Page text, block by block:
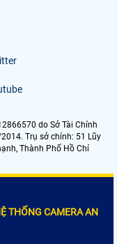
do Sở Tài Chính
Trụ sở chính: 51 Lũy
Thành Phố Hồ Chí
THỐNG CAMERA AN